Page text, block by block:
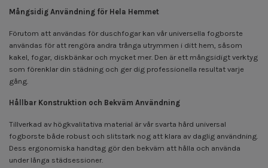
Mångsidig Användning för Hela Hemmet
Förutom att användas för duschfogar kan vår universella fogborste
användas för att rengöra andra trånga utrymmen i ditt hem, såsom
kakel, fogar, diskbänkar och mycket mer. Den är ett mångsidigt verktyg
som förenklar din städning och ger dig professionella resultat varje
gång.
Hållbar Konstruktion och Bekväm Användning
Tillverkad av högkvalitativa material är vår svarta hård universal
fogborste både robust och slitstark nog att klara av daglig användning.
Dess ergonomiska handtag gör den bekväm att hålla och använda
under långa städsessioner.